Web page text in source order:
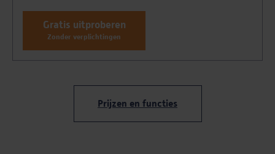
Gratis uitproberen
Zonder verplichtingen
Prijzen en functies